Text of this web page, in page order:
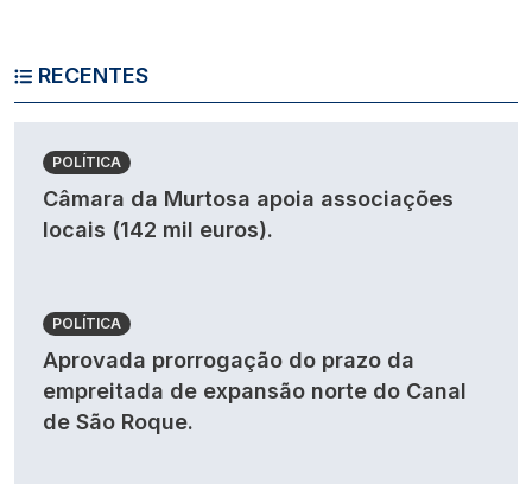
RECENTES
POLÍTICA
Câmara da Murtosa apoia associações
locais (142 mil euros).
POLÍTICA
Aprovada prorrogação do prazo da
empreitada de expansão norte do Canal
de São Roque.